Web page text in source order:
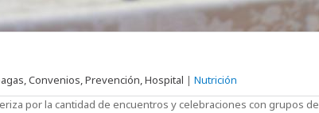
Convenios, Prevención, Hospital | Nutrición
por la cantidad de encuentros y celebraciones con grupos de